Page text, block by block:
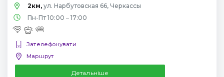
2км, ул. Нарбутовская 66, Черкассы
Пн-Пт 10:00 – 17:00
Зателефонувати
Маршрут
Детальніше